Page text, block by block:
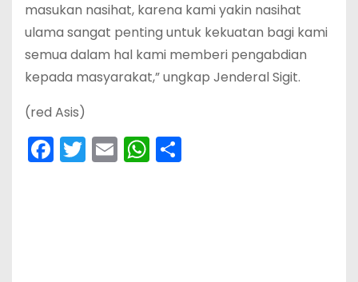
masukan nasihat, karena kami yakin nasihat
ulama sangat penting untuk kekuatan bagi kami
semua dalam hal kami memberi pengabdian
kepada masyarakat,” ungkap Jenderal Sigit.
(red Asis)
F
a
T
w
E
m
W
h